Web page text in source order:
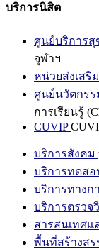
บริการนิสิต
ศูนย์บริการ
จุฬาฯ
หน่วยส่งเสริ
ศูนย์นวัตกรร
การเรียนรู้
CUVIP
บริการสังคม
บริการทดสอ
บริการทางก
บริการตรวจ
สารสนเทศแ
พื้นที่สร้างสร